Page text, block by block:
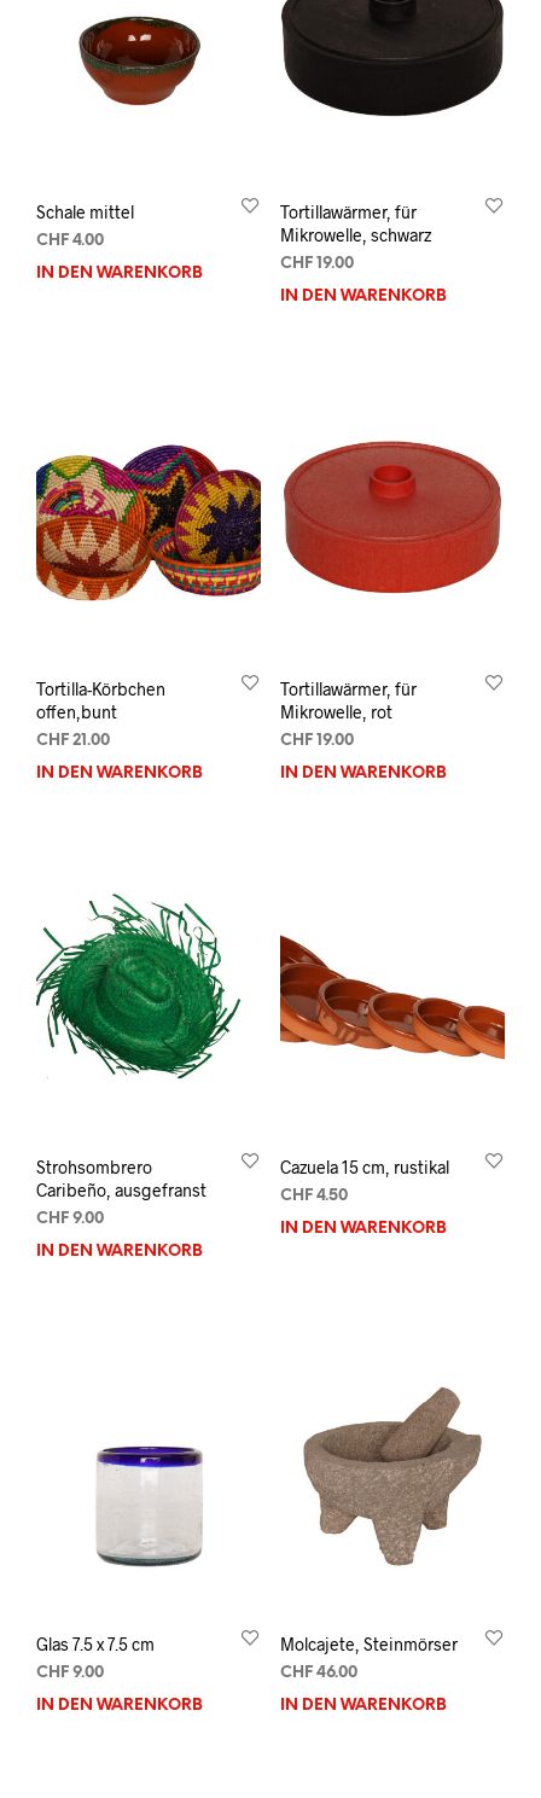
Schale mittel
CHF 4.00
IN DEN WARENKORB
Tortillawärmer, für
Mikrowelle, schwarz
CHF19.00
IN DEN WARENKORB
Tortilla-Körbchen
offen,bunt
CHF 21.00
IN DEN WARENKORB
Tortillawärmer, für
Mikrowelle, rot
CHF19.00
IN DEN WARENKORB
Strohsombrero
Caribeño, ausgefranst
CHF 9.00
IN DEN WARENKORB
Cazuela 15 cm, rustikal
CHF4.50
IN DEN WARENKORB
Glas 7.5 x 7.5 cm
CHF 9.00
IN DEN WARENKORB
Molcajete, Steinmörser
CHF46.00
IN DEN WARENKORB